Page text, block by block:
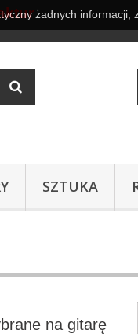
SZTUKA
na gitarę
żadnych informacji,